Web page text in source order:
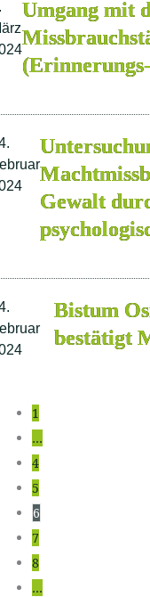
Umgang mit
Gewalt
Bistum
bestätigt
1
…
4
5
6
7
8
…